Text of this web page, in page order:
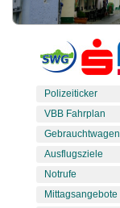
Polizeiticker
VBB Fahrplan
Gebrauchtwagen
Ausflugsziele
Notrufe
Mittagsangebote